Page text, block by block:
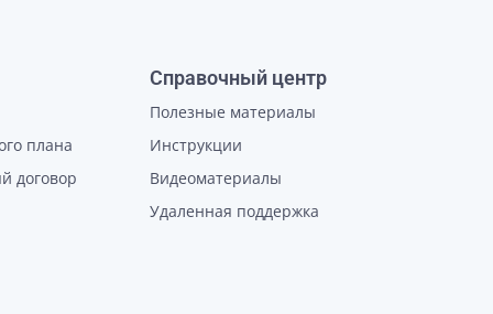
плана
договор
Справочный центр
Полезные материалы
Инструкции
Видеоматериалы
Удаленная поддержка